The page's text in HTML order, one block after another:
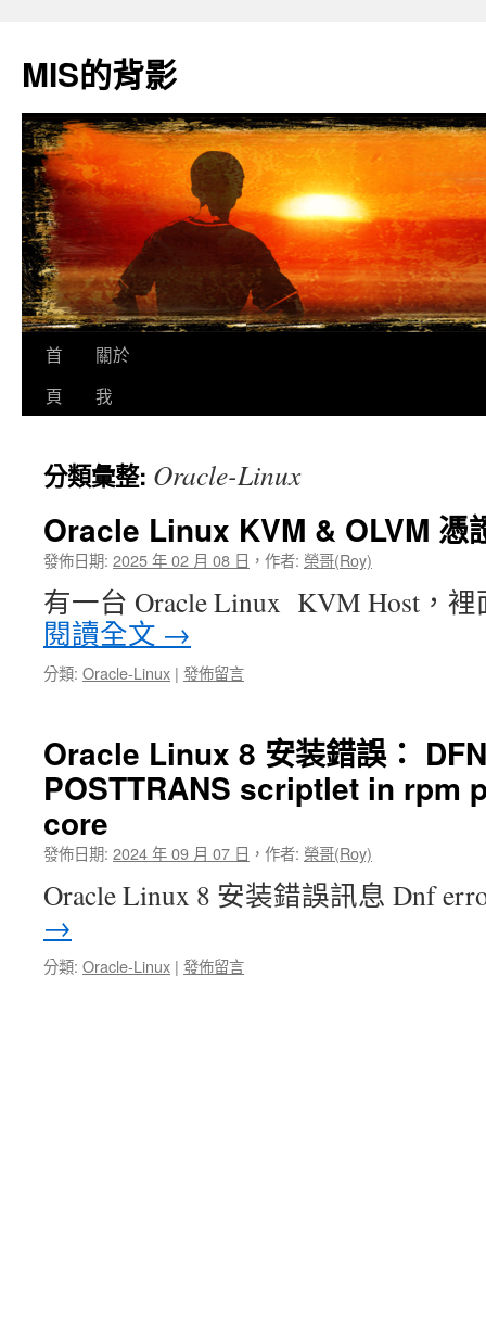
主
要
容
MIS的背影
首
頁
關於
我
分類彙整: Oracle-Linux
Oracle Linux KVM & OLVM 憑
發佈日期: 2025 年 02 月 08 日 ， 作者: 榮哥(Roy)
有一台 Oracle Linux KVM Host，
閱讀全文 →
分類: Oracle-Linux | 發佈留言
Oracle Linux 8 安装錯誤：
POSTTRANS scriptlet in rpm
core
發佈日期: 2024 年 09 月 07 日 ， 作者: 榮哥(Roy)
Oracle Linux 8 安装錯誤訊息 Dnf
→
分類: Oracle-Linux | 發佈留言